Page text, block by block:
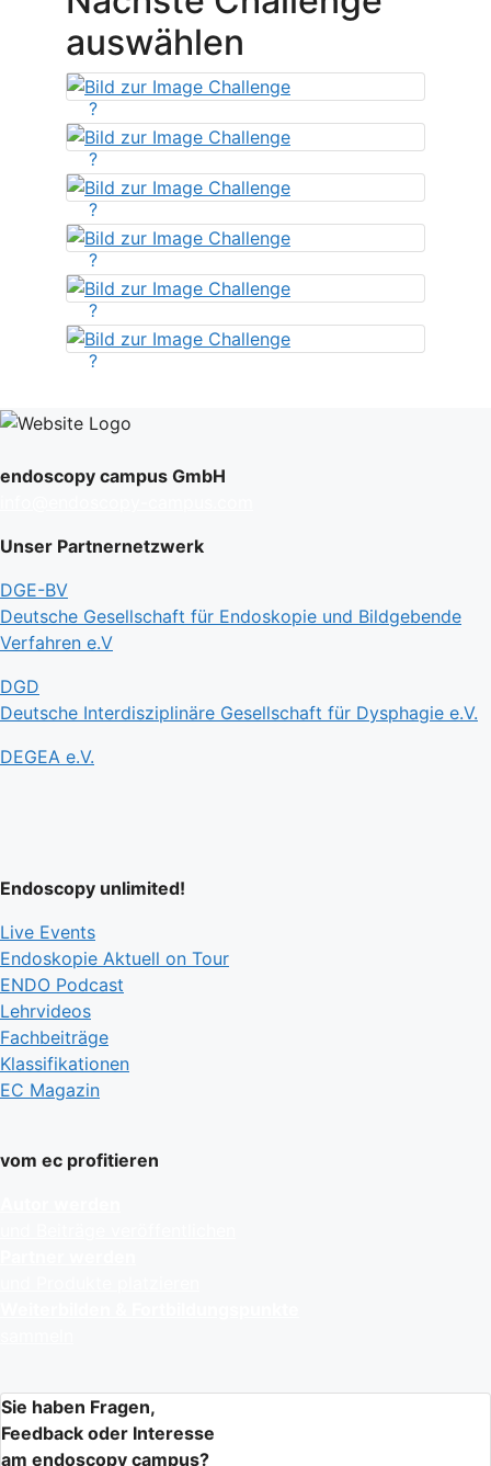
auswählen
?
?
?
?
?
?
endoscopy campus GmbH
Unser Partnernetzwerk
DGE-BV
Deutsche Gesellschaft für Endoskopie und Bildgebende
Verfahren e.V
DGD
Deutsche Interdisziplinäre Gesellschaft für Dysphagie e.V.
DEGEA e.V.
Endoscopy unlimited!
Live Events
Endoskopie Aktuell on Tour
ENDO Podcast
Lehrvideos
Fachbeiträge
Klassifikationen
EC Magazin
vom ec profitieren
Sie haben Fragen,
Feedback oder Interesse
am endoscopy campus?